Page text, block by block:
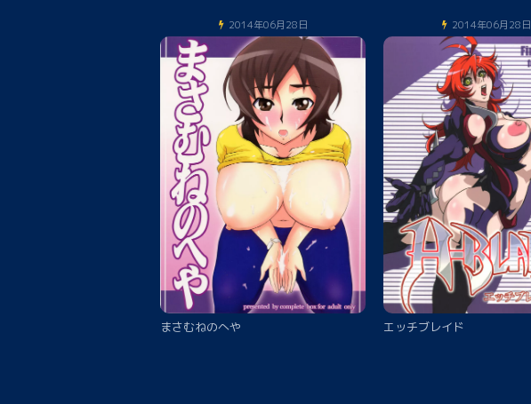
2014年06月28日
まさむねのへや
2014年06月28日
エッチブレイド